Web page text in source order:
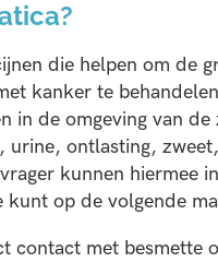
die helpen om de
kanker te
in de omgeving van
urine, ontlasting,
kunnen hiermee
kunt op de volgende
contact met besmette